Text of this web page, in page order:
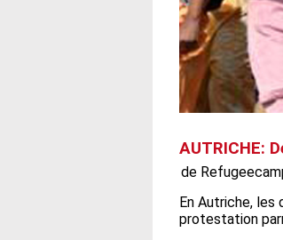
AUTRICHE:
de
En Autriche, les
protestation